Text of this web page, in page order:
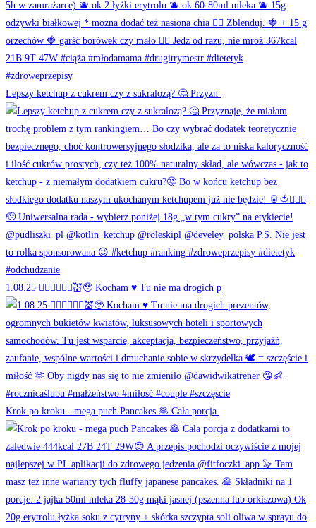
Lepszy ketchup z cukrem czy z sukralozą? 🤔 Przyzn
1.08.25 👰🏻‍♀️🤵🏻‍♂️💒🥹 Kocham ♥️ Tu nie ma drogich p
Krok po kroku - mega puch Pancakes 🥞 Cała porcja